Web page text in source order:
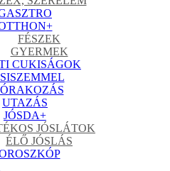
+
FÉSZEK
GYERMEK
CUKISÁGOK
UTAZÁS
JÓSDA+
JÓSLÁTOK
ÉLŐ JÓSLÁS